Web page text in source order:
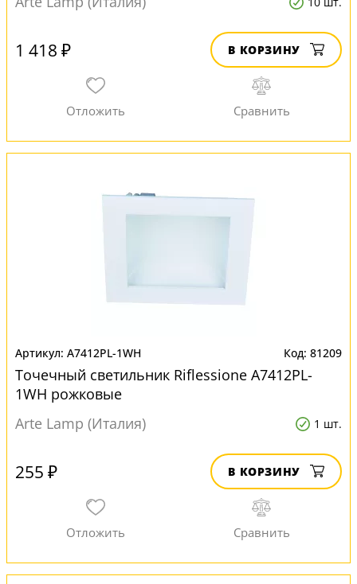
1 418 ₽ В КОРЗИНУ
A7412PL-1WH 81209
Точечный светильник Riflessione A7412PL-
1WH рожковые
Arte Lamp (Италия)
1 шт.
255 ₽ В КОРЗИНУ